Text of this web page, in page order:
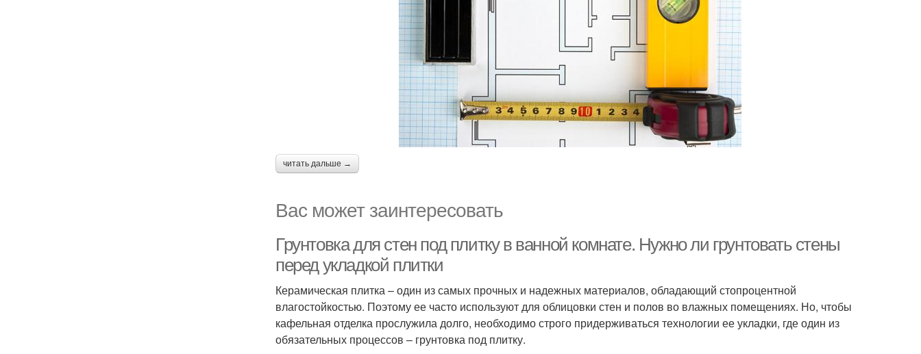
читать дальше →
Вас может заинтересовать
Грунтовка для стен под плитку в ванной комнате. Нужно ли грунтовать стены
перед укладкой плитки
Керамическая плитка – один из самых прочных и надежных материалов, обладающий стопроцентной
влагостойкостью. Поэтому ее часто используют для облицовки стен и полов во влажных помещениях. Но, чтобы
кафельная отделка прослужила долго, необходимо строго придерживаться технологии ее укладки, где один из
обязательных процессов – грунтовка под плитку.